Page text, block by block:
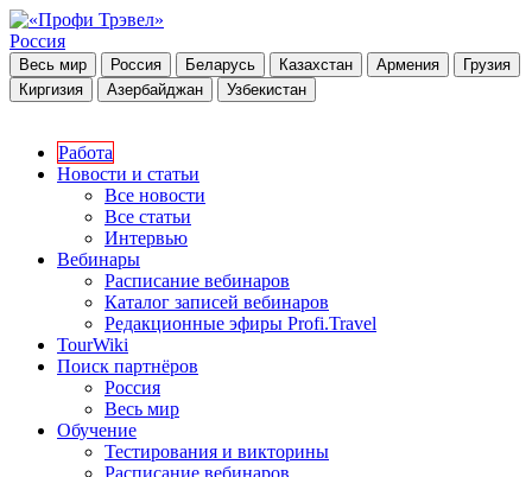
Россия
Весь мир Россия Беларусь Казахстан Армения
Грузия
Киргизия
Азербайджан Узбекистан
Работа
Новости и статьи
Все новости
Все статьи
Интервью
Вебинары
Расписание вебинаров
Каталог записей вебинаров
Редакционные эфиры Profi.Travel
TourWiki
Поиск партнёров
Россия
Весь мир
Обучение
Тестирования и викторины
Расписание вебинаров